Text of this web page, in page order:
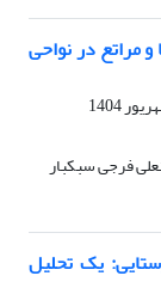
مراتع در نواحی
فرجی سبکبار
یک تحلیل